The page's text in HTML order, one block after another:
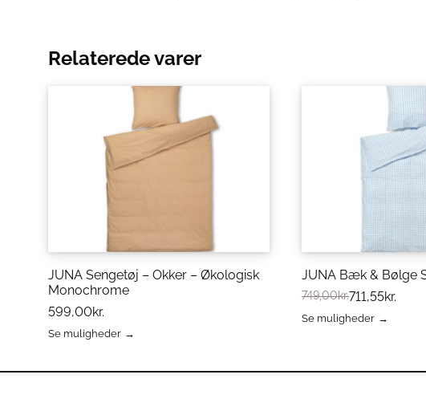
Relaterede varer
JUNA Sengetøj – Okker – Økologisk
Monochrome
599,00kr.
Se muligheder
har
JUNA Bæk & Bølge
749,00kr.711,55kr.
Se muligheder
flere